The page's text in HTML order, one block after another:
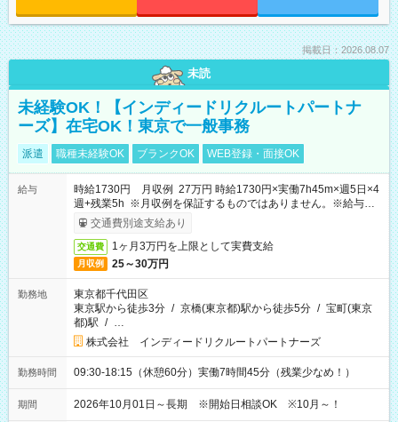
掲載日：2026.08.07
未読
未経験OK！【インディードリクルートパートナ
ーズ】在宅OK！東京で一般事務
派遣 職種未経験OK ブランクOK WEB登録・面接OK
給与
時給1730円 月収例 27万円 時給1730円×実働7h45m×週5日×4
週+残業5h ※月収例を保証するものではありません。※給与即
受取りサービス利用可（利用条件有）
交通費別途支給あり
交通費 1ヶ月3万円を上限として実費支給
月収例 25～30万円
勤務地
東京都千代田区
東京駅から徒歩3分 / 京橋(東京都)駅から徒歩5分 / 宝町(東京
都)駅 / …
株式会社 インディードリクルートパートナーズ
勤務時間 09:30-18:15（休憩60分）実働7時間45分（残業少なめ！）
期間 2026年10月01日～長期 ※開始日相談OK ※10月～！